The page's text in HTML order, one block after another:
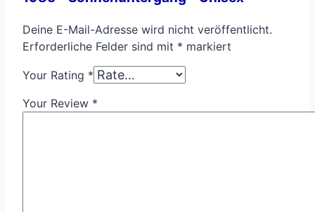
Deine E-Mail-Adresse wird nicht veröffentlicht.
Erforderliche Felder sind mit * markiert
Your Rating *
Your Review *